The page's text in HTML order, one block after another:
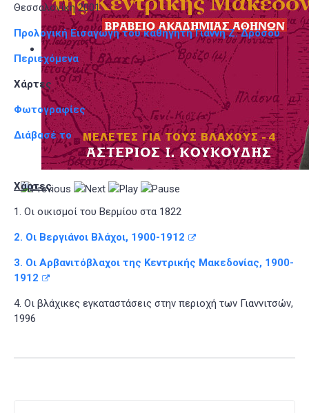
Θεσσαλονίκη 2001
Προλογική Εισαγωγή του καθηγητή Γιάννη Ζ. Δρόσου
Περιεχόμενα
Χάρτες
Φωτογραφίες
Διάβασέ το
Χάρτες
1. Οι οικισμοί του Βερμίου στα 1822
2. Οι Βεργιάνοι Βλάχοι, 1900-1912
3. Οι Αρβανιτόβλαχοι της Κεντρικής Μακεδονίας, 1900-
1912
4. Οι βλάχικες εγκαταστάσεις στην περιοχή των Γιαννιτσών,
1996